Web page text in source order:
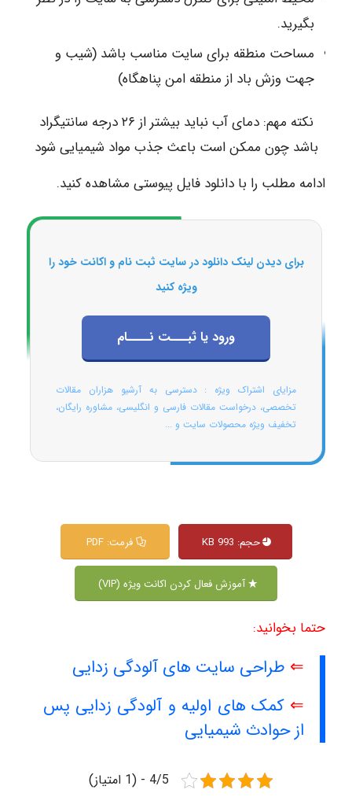
بگیرید.
مساحت منطقه برای سایت مناسب باشد (شیب و
جهت وزش باد از منطقه امن پناهگاه)
نکته مهم: دمای آب نباید بیشتر از ۲۶ درجه سانتیگراد
باشد چون ممکن است باعث جذب مواد شیمیایی شود
ادامه مطلب را با دانلود فایل پیوستی مشاهده کنید.
برای دیدن لینک دانلود در سایت ثبت نام و اکانت خود را
ویژه کنید
ورود یا ثبـــت نــــام
مزایای اشتراک ویژه : دسترسی به آرشیو هزاران مقالات
تخصصی، درخواست مقالات فارسی و انگلیسی، مشاوره رایگان،
تخفیف ویژه محصولات سایت و ...
حجم: 993 KB فرمت: PDF
آموزش فعال کردن اکانت ویژه (VIP)
حتما بخوانید:
⇐ طراحی سایت های آلودگی زدایی
⇐ کمک های اولیه و آلودگی زدایی پس
از حوادث شیمیایی
4/5 - (1 امتیاز)